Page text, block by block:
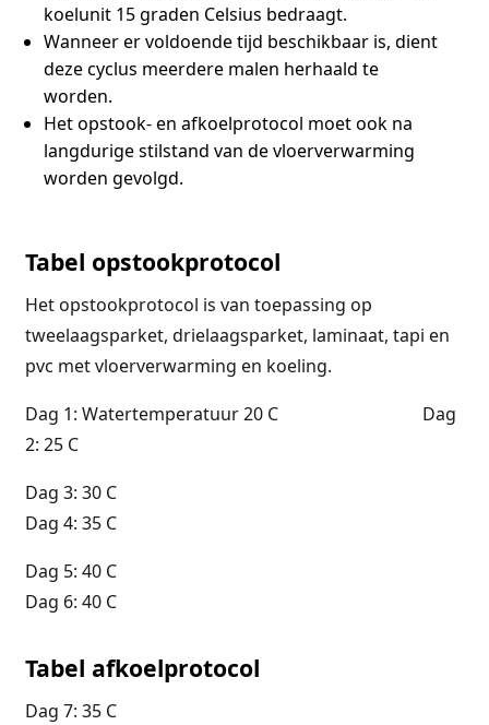
koelunit 15 graden Celsius bedraagt.
Wanneer er voldoende tijd beschikbaar is, dient
deze cyclus meerdere malen herhaald te
worden.
Het opstook- en afkoelprotocol moet ook na
langdurige stilstand van de vloerverwarming
worden gevolgd.
Tabel opstookprotocol
Het opstookprotocol is van toepassing op
tweelaagsparket, drielaagsparket, laminaat, tapi en
pvc met vloerverwarming en koeling.
Dag 1: Watertemperatuur 20 C Dag
2: 25 C
Dag 3: 30 C
Dag 4: 35 C
Dag 5: 40 C
Dag 6: 40 C
Tabel afkoelprotocol
Dag 7: 35 C